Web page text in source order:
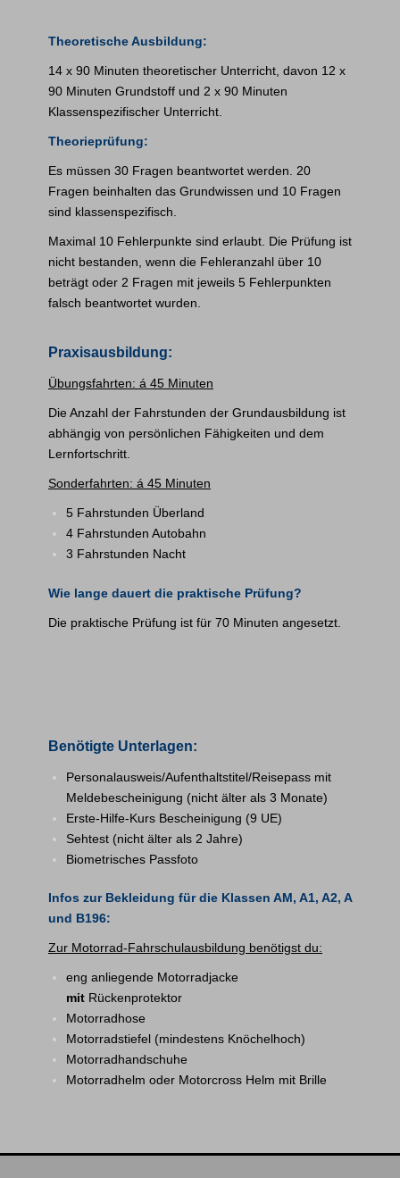
Theoretische Ausbildung:
14 x 90 Minuten theoretischer Unterricht, davon 12 x
90 Minuten Grundstoff und 2 x 90 Minuten
Klassenspezifischer Unterricht.
Theorieprüfung:
Es müssen 30 Fragen beantwortet werden. 20
Fragen beinhalten das Grundwissen und 10 Fragen
sind klassenspezifisch.
Maximal 10 Fehlerpunkte sind erlaubt. Die Prüfung ist
nicht bestanden, wenn die Fehleranzahl über 10
beträgt oder 2 Fragen mit jeweils 5 Fehlerpunkten
falsch beantwortet wurden.
Praxisausbildung:
Übungsfahrten: á 45 Minuten
Die Anzahl der Fahrstunden der Grundausbildung ist
abhängig von persönlichen Fähigkeiten und dem
Lernfortschritt.
Sonderfahrten: á 45 Minuten
5 Fahrstunden Überland
4 Fahrstunden Autobahn
3 Fahrstunden Nacht
Wie lange dauert die praktische Prüfung?
Die praktische Prüfung ist für 70 Minuten angesetzt.
Benötigte Unterlagen:
Personalausweis/Aufenthaltstitel/Reisepass mit
Meldebescheinigung (nicht älter als 3 Monate)
Erste-Hilfe-Kurs Bescheinigung (9 UE)
Sehtest (nicht älter als 2 Jahre)
Biometrisches Passfoto
Infos zur Bekleidung für die Klassen AM, A1, A2, A
und B196:
Zur Motorrad-Fahrschulausbildung benötigst du:
eng anliegende Motorradjacke
mit Rückenprotektor
Motorradhose
Motorradstiefel (mindestens Knöchelhoch)
Motorradhandschuhe
Motorradhelm oder Motorcross Helm mit Brille